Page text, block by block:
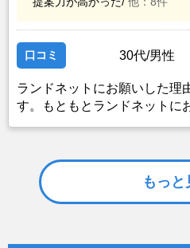
口コミ 30代/男性
ランドネットにお願いした理
す。もともとランドネットに
動産屋では取り扱ってもらえ
までに取引があり、全国対応
願いしました。
もっと